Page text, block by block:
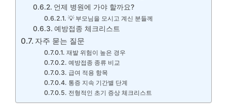
언제 병원에 가야 할까요?
💡 부모님을 모시고 계신 분들께
예방접종 체크리스트
자주 묻는 질문
재발 위험이 높은 경우
예방접종 종류 비교
급여 적용 항목
통증 지속 기간별 단계
전형적인 초기 증상 체크리스트